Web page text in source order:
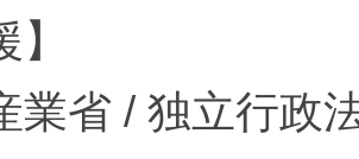
】
業省 / 独立行政